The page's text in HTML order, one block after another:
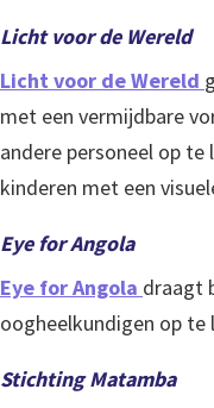
Licht voor de Wereld
Licht voor de Wereld
met een vermijdbare
andere personeel op
kinderen met een
Eye for Angola
Eye for Angola draagt
oogheelkundigen op te
Stichting Matamba